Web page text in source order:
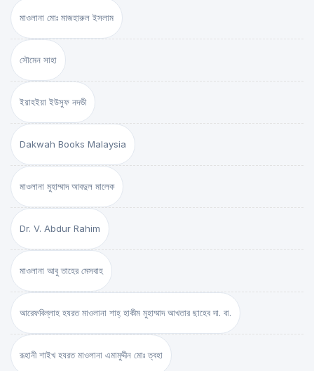
মাওলানা মোঃ মাজহারুল ইসলাম
সৌমেন সাহা
ইয়াহইয়া ইউসুফ নদভী
Dakwah Books Malaysia
মাওলানা মুহাম্মাদ আবদুল মালেক
Dr. V. Abdur Rahim
মাওলানা আবু তাহের মেসবাহ
আরেফবিল্লাহ হযরত মাওলানা শাহ্ হাকীম মুহাম্মাদ আখতার ছাহেব দা. বা.
রূহানী শাইখ হযরত মাওলানা এমামুদ্দীন মোঃ ত্বহা